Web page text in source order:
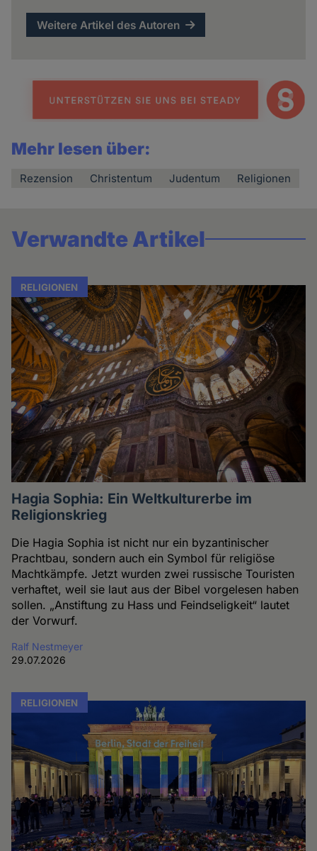
Weitere Artikel des Autoren
Mehr lesen über:
Rezension Christentum Judentum Religionen
Verwandte Artikel
RELIGIONEN
Hagia Sophia: Ein Weltkulturerbe im
Religionskrieg
Die Hagia Sophia ist nicht nur ein byzantinischer
Prachtbau, sondern auch ein Symbol für religiöse
Machtkämpfe. Jetzt wurden zwei russische Touristen
verhaftet, weil sie laut aus der Bibel vorgelesen haben
sollen. „Anstiftung zu Hass und Feindseligkeit“ lautet
der Vorwurf.
Ralf Nestmeyer
29.07.2026
RELIGIONEN